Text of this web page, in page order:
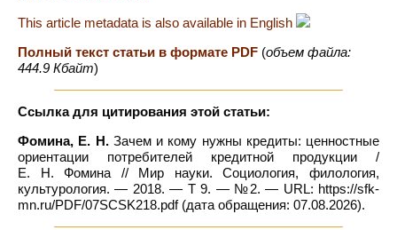
This article metadata is also available in English
Полный текст статьи в формате PDF (объем файла:
444.9 Кбайт)
Ссылка для цитирования этой статьи:
Фомина, Е. Н.Зачем и кому нужны кредиты: ценностные
ориентации потребителей кредитной продукции /
Е. Н. Фомина // Мир науки. Социология, филология,
культурология. — 2018. — Т 9. — №2. — URL: https://sfk-
mn.ru/PDF/07SCSK218.pdf (дата обращения: 07.08.2026).